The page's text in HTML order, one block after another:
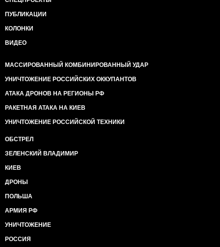
ПУБЛИКАЦИИ
КОЛОНКИ
ВИДЕО
МАССИРОВАННЫЙ КОМБИНИРОВАННЫЙ УДАР
УНИЧТОЖЕНИЕ РОССИЙСКИХ ОККУПАНТОВ
АТАКА ДРОНОВ НА РЕГИОНЫ РФ
РАКЕТНАЯ АТАКА НА КИЕВ
УНИЧТОЖЕНИЕ РОССИЙСКОЙ ТЕХНИКИ
ОБСТРЕЛ
ЗЕЛЕНСКИЙ ВЛАДИМИР
КИЕВ
ДРОНЫ
ПОЛЬША
АРМИЯ РФ
УНИЧТОЖЕНИЕ
РОССИЯ